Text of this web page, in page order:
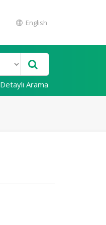
English
Detaylı Arama